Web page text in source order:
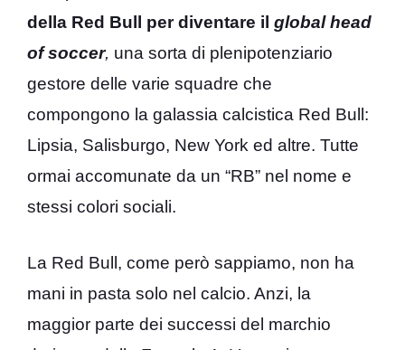
della Red Bull per diventare il global head
of soccer, una sorta di plenipotenziario
gestore delle varie squadre che
compongono la galassia calcistica Red Bull:
Lipsia, Salisburgo, New York ed altre. Tutte
ormai accomunate da un “RB” nel nome e
stessi colori sociali.
La Red Bull, come però sappiamo, non ha
mani in pasta solo nel calcio. Anzi, la
maggior parte dei successi del marchio